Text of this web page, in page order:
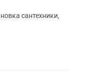
сантехники,